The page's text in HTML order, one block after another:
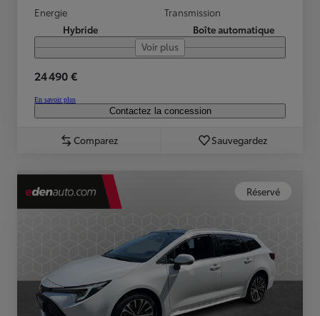
Energie
Hybride
Transmission
Boîte automatique
Voir plus
24 490 €
En savoir plus
Contactez la concession
Comparez Sauvegardez
Réservé